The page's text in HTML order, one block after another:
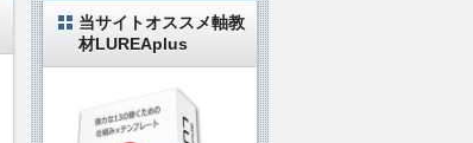
当サイトオススメ軸教
材LUREAplus